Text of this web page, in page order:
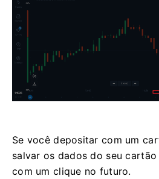
Se você depositar com um
salvar os dados do seu
com um clique no futuro.